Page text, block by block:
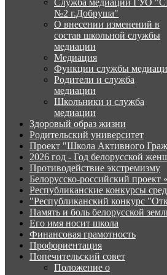
№2 г.Добруша"
О внесении изменений в
состав школьной службы
медиации
Медиация
Функции службы
Родители и служба
медиации
Школьники и служба
медиации
Здоровый образ жизни
Родительский университет
Проект "Школа Активного
2026 год - Год белорусской
Противодействие экстремизму
Белорусско-российский проект
Республиканские конкурсы
"Республиканский конкурс
Память и боль белорусской
Его имя носит школа
Финансовая грамотность
Профориентация
Попечительский совет
Положение о